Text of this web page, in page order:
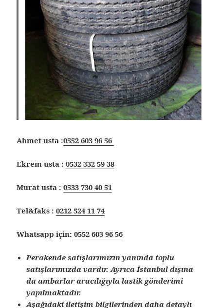
Ahmet usta :0552 603 96 56
Ekrem usta :0532 332 59 38
Murat usta :0533 730 40 51
Tel&faks :0212 524 11 74
Whatsapp için: 0552 603 96 56
Perakende satışlarımızın yanında toplu
satışlarımızda vardır. Ayrıca İstanbul dışına
da ambarlar aracılığıyla lastik gönderimi
yapılmaktadır.
Aşağıdaki iletişim bilgilerinden daha detaylı